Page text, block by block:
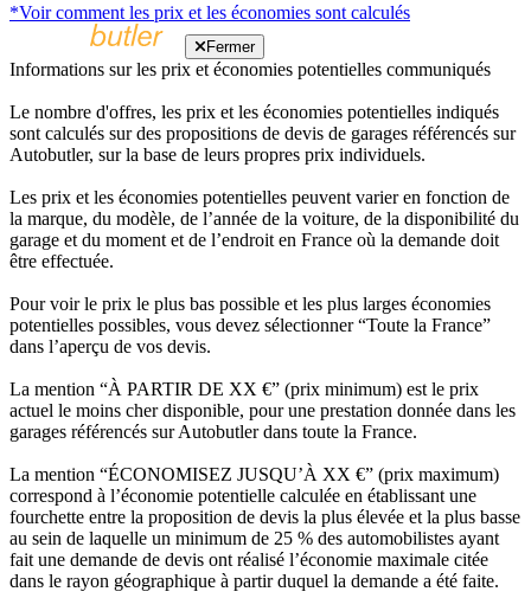
*Voir comment les prix et les économies sont calculés
Fermer
Informations sur les prix et économies potentielles communiqués
Le nombre d'offres, les prix et les économies potentielles indiqués
sont calculés sur des propositions de devis de garages référencés sur
Autobutler, sur la base de leurs propres prix individuels.
Les prix et les économies potentielles peuvent varier en fonction de
la marque, du modèle, de l’année de la voiture, de la disponibilité du
garage et du moment et de l’endroit en France où la demande doit
être effectuée.
Pour voir le prix le plus bas possible et les plus larges économies
potentielles possibles, vous devez sélectionner “Toute la France”
dans l’aperçu de vos devis.
La mention “À PARTIR DE XX €” (prix minimum) est le prix
actuel le moins cher disponible, pour une prestation donnée dans les
garages référencés sur Autobutler dans toute la France.
La mention “ÉCONOMISEZ JUSQU’À XX €” (prix maximum)
correspond à l’économie potentielle calculée en établissant une
fourchette entre la proposition de devis la plus élevée et la plus basse
au sein de laquelle un minimum de 25 % des automobilistes ayant
fait une demande de devis ont réalisé l’économie maximale citée
dans le rayon géographique à partir duquel la demande a été faite.